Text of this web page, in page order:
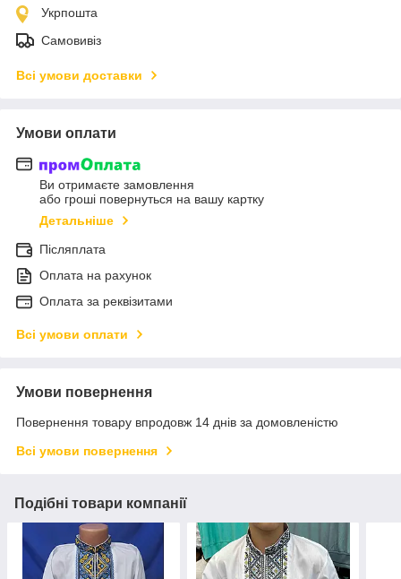
Укрпошта
Самовивіз
Всі умови доставки
Умови оплати
Ви отримаєте замовлення
або гроші повернуться на вашу картку
Детальніше
Післяплата
Оплата на рахунок
Оплата за реквізитами
Всі умови оплати
Умови повернення
Повернення товару впродовж 14 днів за домовленістю
Всі умови повернення
Подібні товари компанії